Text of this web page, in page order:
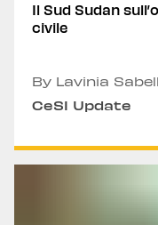
Il Sud Sudan
civile
By Lavinia
CeSI Update